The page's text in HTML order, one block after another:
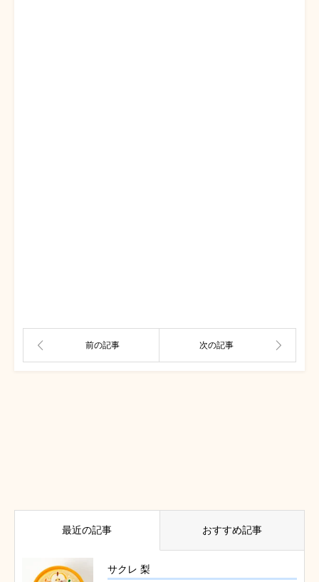
最近の記事 おすすめ記事
サクレ 梨